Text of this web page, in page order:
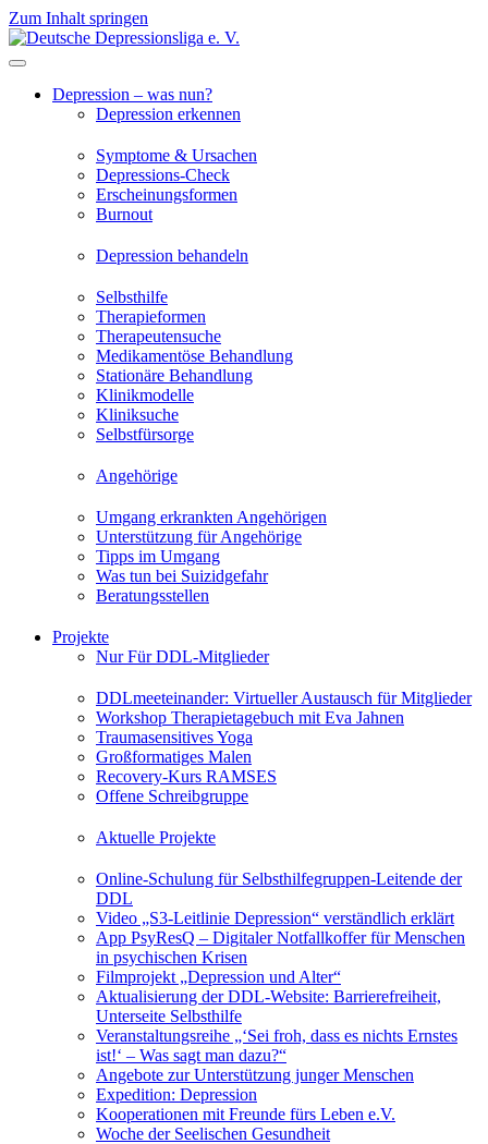
Zum Inhalt springen
Depression – was nun?
Depression erkennen
Symptome & Ursachen
Depressions-Check
Erscheinungsformen
Burnout
Depression behandeln
Selbsthilfe
Therapieformen
Therapeutensuche
Medikamentöse Behandlung
Stationäre Behandlung
Klinikmodelle
Kliniksuche
Selbstfürsorge
Angehörige
Umgang erkrankten Angehörigen
Unterstützung für Angehörige
Tipps im Umgang
Was tun bei Suizidgefahr
Beratungsstellen
Projekte
Nur Für DDL-Mitglieder
DDLmeeteinander: Virtueller Austausch für Mitglieder
Workshop Therapietagebuch mit Eva Jahnen
Traumasensitives Yoga
Großformatiges Malen
Recovery-Kurs RAMSES
Offene Schreibgruppe
Aktuelle Projekte
Online-Schulung für Selbsthilfegruppen-Leitende der
DDL
Video „S3-Leitlinie Depression“ verständlich erklärt
App PsyResQ – Digitaler Notfallkoffer für Menschen
in psychischen Krisen
Filmprojekt „Depression und Alter“
Aktualisierung der DDL-Website: Barrierefreiheit,
Unterseite Selbsthilfe
Veranstaltungsreihe „‘Sei froh, dass es nichts Ernstes
ist!‘ – Was sagt man dazu?“
Angebote zur Unterstützung junger Menschen
Expedition: Depression
Kooperationen mit Freunde fürs Leben e.V.
Woche der Seelischen Gesundheit